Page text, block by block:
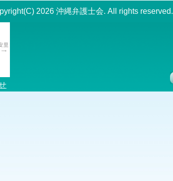
2026 沖縄弁護士会. All rights reserved.